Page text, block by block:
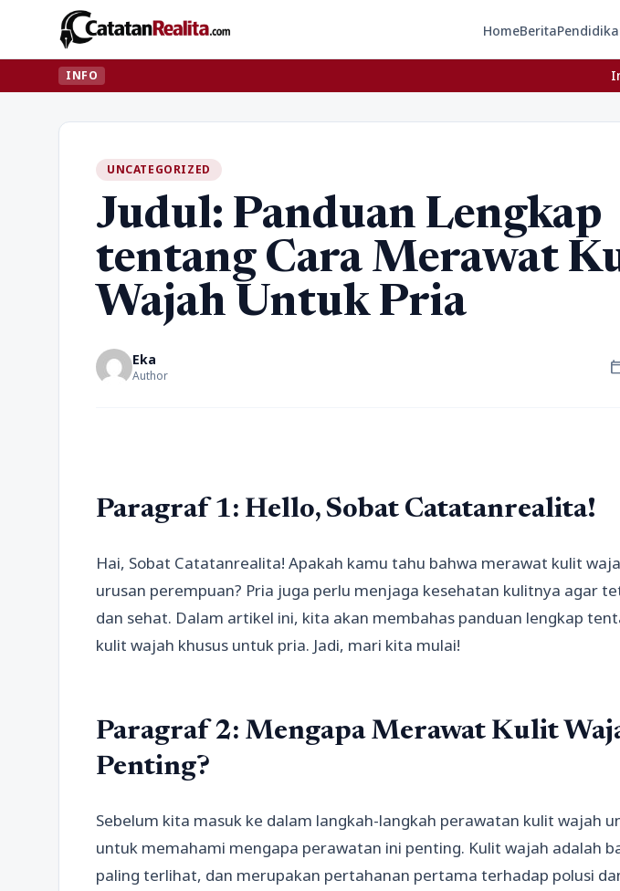
HomeBerita
INFO Ingin
UNCATEGORIZED
Judul: Panduan Lengkap
tentang Cara Merawat
Wajah Untuk Pria
Eka
Author
Paragraf 1: Hello, Sobat Catatanrealita!
Hai, Sobat Catatanrealita! Apakah kamu tahu bahwa merawat kulit
urusan perempuan? Pria juga perlu menjaga kesehatan kulitnya agar
dan sehat. Dalam artikel ini, kita akan membahas panduan lengkap
kulit wajah khusus untuk pria. Jadi, mari kita mulai!
Paragraf 2: Mengapa Merawat Kulit
Penting?
Sebelum kita masuk ke dalam langkah-langkah perawatan kulit wajah
untuk memahami mengapa perawatan ini penting. Kulit wajah adalah
paling terlihat, dan merupakan pertahanan pertama terhadap polusi